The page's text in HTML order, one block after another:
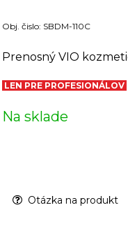
Obj. čislo: SBDM-110C
Prenosný VIO
LEN PRE PROFESIONÁLOV
Na sklade
Otázka na produkt